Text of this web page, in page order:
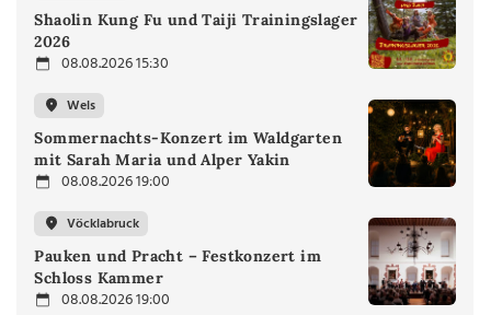
Shaolin Kung Fu und Taiji Trainingslager
2026
08.08.2026 15:30
Wels
Sommernachts-Konzert im Waldgarten
mit Sarah Maria und Alper Yakin
08.08.2026 19:00
Vöcklabruck
Pauken und Pracht – Festkonzert im
Schloss Kammer
08.08.2026 19:00